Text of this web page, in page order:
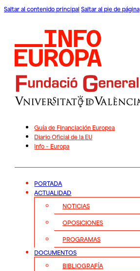
Saltar al contenido principal Saltar al pie de página
Guía de Financiación Europea
Diario Oficial de la EU
Info – Europa
PORTADA
ACTUALIDAD
NOTICIAS
OPOSICIONES
PROGRAMAS
DOCUMENTOS
BIBLIOGRAFÍA